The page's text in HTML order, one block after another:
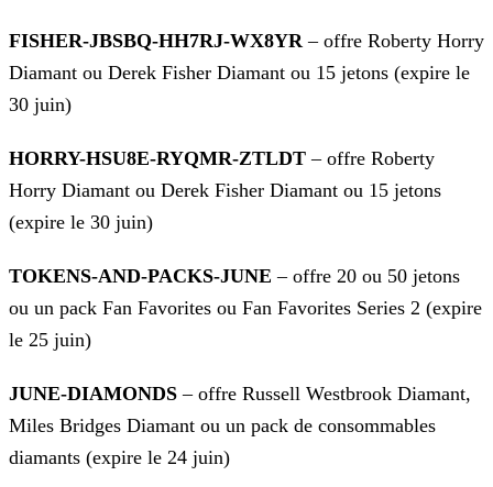
FISHER-JBSBQ-HH7RJ-WX8YR– offre Roberty Horry
Diamant ou Derek Fisher Diamant ou 15 jetons (expire le
30 juin)
HORRY-HSU8E-RYQMR-ZTLDT – offre Roberty
Horry Diamant ou Derek Fisher Diamant ou 15 jetons
(expire le 30 juin)
TOKENS-AND-PACKS-JUNE – offre 20 ou 50 jetons
ou un pack Fan Favorites ou Fan Favorites Series 2 (expire
le 25 juin)
JUNE-DIAMONDS – offre Russell Westbrook Diamant,
Miles Bridges Diamant ou un pack de consommables
diamants (expire le 24 juin)